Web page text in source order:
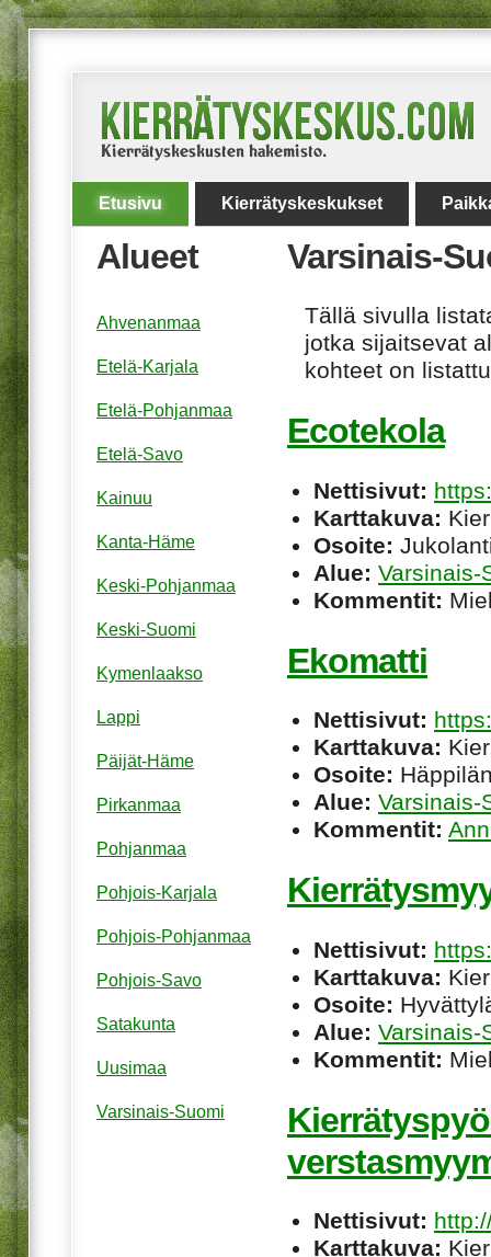
Etusivu Kierrätyskeskukset
Varsinais-
Tällä sivulla
jotka sijaitsevat
kohteet on
Ecotekola
Nettisivut:
Karttakuva:
Osoite:
Alue: Varsinais-
Kommentit:
Ekomatti
Nettisivut:
Karttakuva:
Osoite:
Alue: Varsinais-
Kommentit:
Nettisivut:
Karttakuva:
Osoite:
Alue: Varsinais-
Kommentit:
Nettisivut:
Karttakuva:
Alueet
Ahvenanmaa
Etelä-Karjala
Etelä-Pohjanmaa
Etelä-Savo
Kainuu
Kanta-Häme
Keski-Pohjanmaa
Keski-Suomi
Kymenlaakso
Lappi
Päijät-Häme
Pirkanmaa
Pohjanmaa
Pohjois-Karjala
Pohjois-Pohjanmaa
Pohjois-Savo
Satakunta
Uusimaa
Varsinais-Suomi